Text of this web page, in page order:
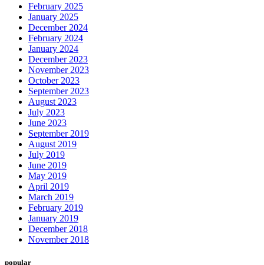
February 2025
January 2025
December 2024
February 2024
January 2024
December 2023
November 2023
October 2023
September 2023
August 2023
July 2023
June 2023
September 2019
August 2019
July 2019
June 2019
May 2019
April 2019
March 2019
February 2019
January 2019
December 2018
November 2018
popular